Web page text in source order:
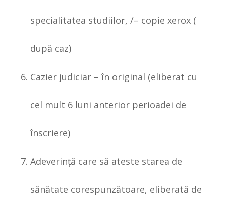
specialitatea studiilor, /– copie xerox (
după caz)
Cazier judiciar – în original (eliberat cu
cel mult 6 luni anterior perioadei de
înscriere)
Adeverinţă care să ateste starea de
sănătate corespunzătoare, eliberată de